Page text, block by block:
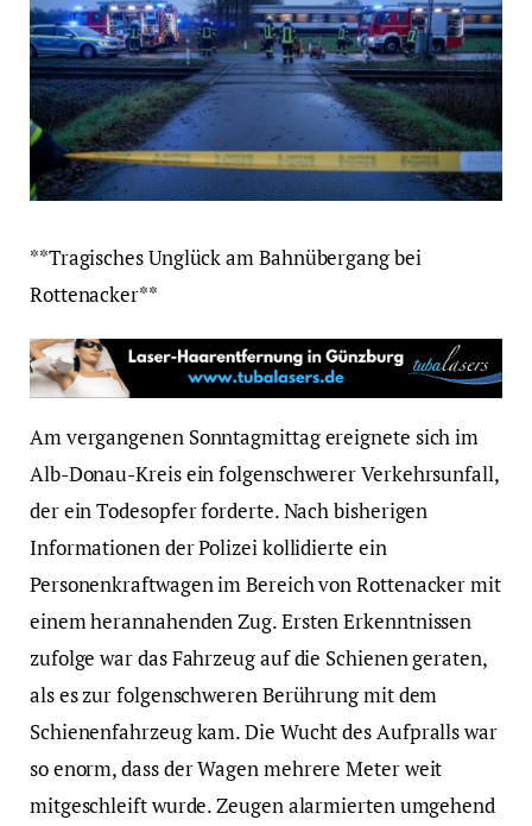
**Tragisches Unglück am Bahnübergang bei
Rottenacker**
Am vergangenen Sonntagmittag ereignete sich im
Alb-Donau-Kreis ein folgenschwerer Verkehrsunfall,
der ein Todesopfer forderte. Nach bisherigen
Informationen der Polizei kollidierte ein
Personenkraftwagen im Bereich von Rottenacker mit
einem herannahenden Zug. Ersten Erkenntnissen
zufolge war das Fahrzeug auf die Schienen geraten,
als es zur folgenschweren Berührung mit dem
Schienenfahrzeug kam. Die Wucht des Aufpralls war
so enorm, dass der Wagen mehrere Meter weit
mitgeschleift wurde. Zeugen alarmierten umgehend